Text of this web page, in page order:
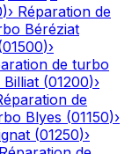
)› Réparation de
Béréziat
01500)›
de turbo
Billiat (01200)›
de
Blyes (01150)›
(01250)›